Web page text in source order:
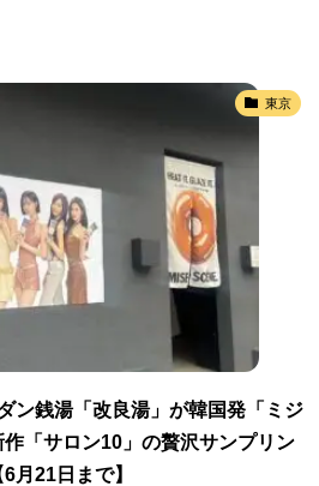
東京
ン銭湯「改良湯」が韓国発「ミジ
「サロン10」の贅沢サンプリン
月21日まで】